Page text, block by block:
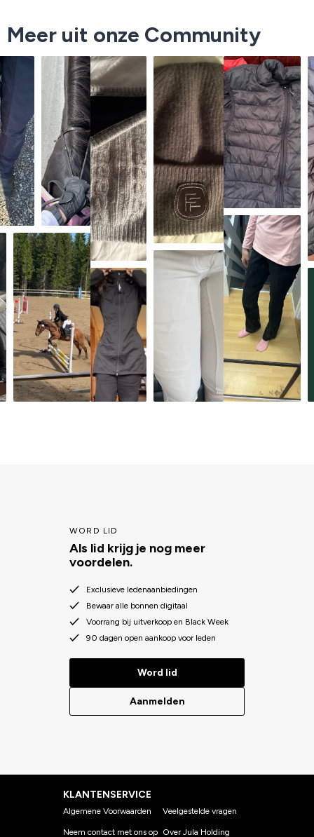
Meer uit onze Community
WORD LID
Als lid krijg je nog meer
voordelen.
Exclusieve ledenaanbiedingen
Bewaar alle bonnen digitaal
Voorrang bij uitverkoop en Black Week
90 dagen open aankoop voor leden
Word lid
Aanmelden
KLANTENSERVICE
Algemene Voorwaarden
Neem contact met ons op
Veelgestelde vragen
Over Jula Holding